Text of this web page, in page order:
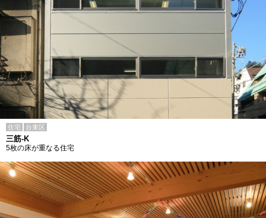
住宅 台東区
三筋-K
5枚の床が重なる住宅